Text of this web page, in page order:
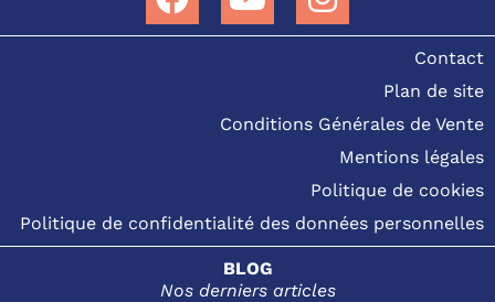
Contact
Plan de site
Conditions Générales de Vente
Mentions légales
Politique de cookies
Politique de confidentialité des données personnelles
BLOG
Nos derniers articles